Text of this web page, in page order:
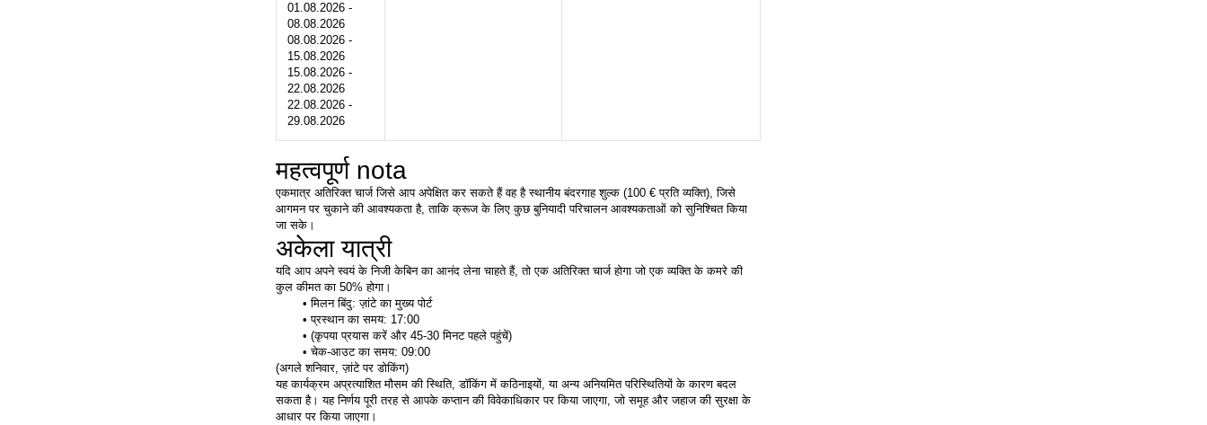
01.08.2026 -
08.08.2026
08.08.2026 -
15.08.2026
15.08.2026 -
22.08.2026
22.08.2026 -
29.08.2026
महत्वपूर्ण nota
एकमात्र अतिरिक्त चार्ज जिसे आप अपेक्षित कर सकते हैं वह है स्थानीय बंदरगाह शुल्क (100 € प्रति व्यक्ति), जिसे
आगमन पर चुकाने की आवश्यकता है, ताकि क्रूज के लिए कुछ बुनियादी परिचालन आवश्यकताओं को सुनिश्चित किया
जा सके।
अकेला यात्री
यदि आप अपने स्वयं के निजी केबिन का आनंद लेना चाहते हैं, तो एक अतिरिक्त चार्ज होगा जो एक व्यक्ति के कमरे की
कुल कीमत का 50% होगा।
मिलन बिंदु: ज़ांटे का मुख्य पोर्ट
प्रस्थान का समय: 17:00
(कृपया प्रयास करें और 45-30 मिनट पहले पहुंचें)
चेक-आउट का समय: 09:00
(अगले शनिवार, ज़ांटे पर डोकिंग)
यह कार्यक्रम अप्रत्याशित मौसम की स्थिति, डॉकिंग में कठिनाइयों, या अन्य अनियमित परिस्थितियों के कारण बदल
सकता है। यह निर्णय पूरी तरह से आपके कप्तान की विवेकाधिकार पर किया जाएगा, जो समूह और जहाज की सुरक्षा के
आधार पर किया जाएगा।